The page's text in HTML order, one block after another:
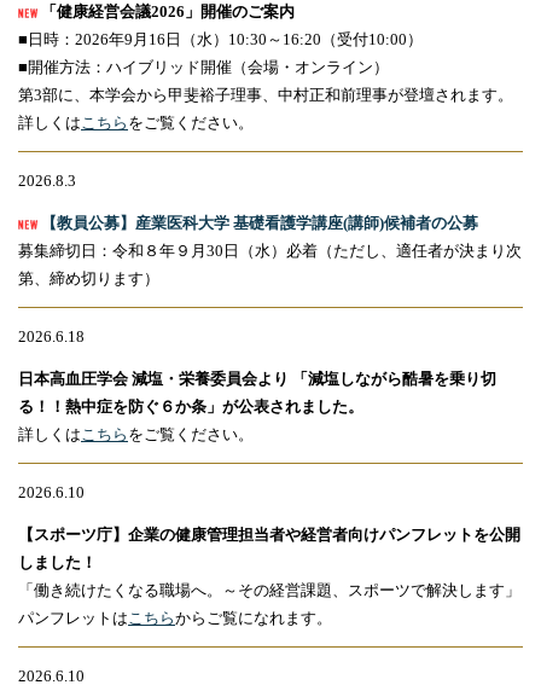
「健康経営会議2026」開催のご案内
■日時： 2026年9 月 16 日（水） 10:30 ～ 16:20 （受付10:00 ）
■開催方法：ハイブリッド開催（会場・オンライン）
第3部に、本学会から甲斐裕子理事、中村正和前理事が登壇されます。
詳しくは こちら をご覧ください。
2026.8.3
【教員公募】産業医科大学 基礎看護学講座(講師)候補者の公募
募集締切日：令和８年９月30日（水）必着（ただし、適任者が決まり次
第、締め切ります）
2026.6.18
日本高血圧学会 減塩・栄養委員会より 「減塩しながら酷暑を乗り切
る！！熱中症を防ぐ６か条」が公表されました。
詳しくは こちら をご覧ください。
2026.6.10
【スポーツ庁】企業の健康管理担当者や経営者向けパンフレットを公開
しました！
「働き続けたくなる職場へ。～その経営課題、スポーツで解決します」
パンフレットは こちらからご覧になれます。
2026.6.10